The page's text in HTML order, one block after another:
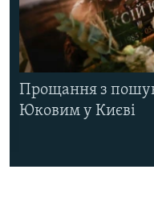
Прощання з
Юковим у Києві